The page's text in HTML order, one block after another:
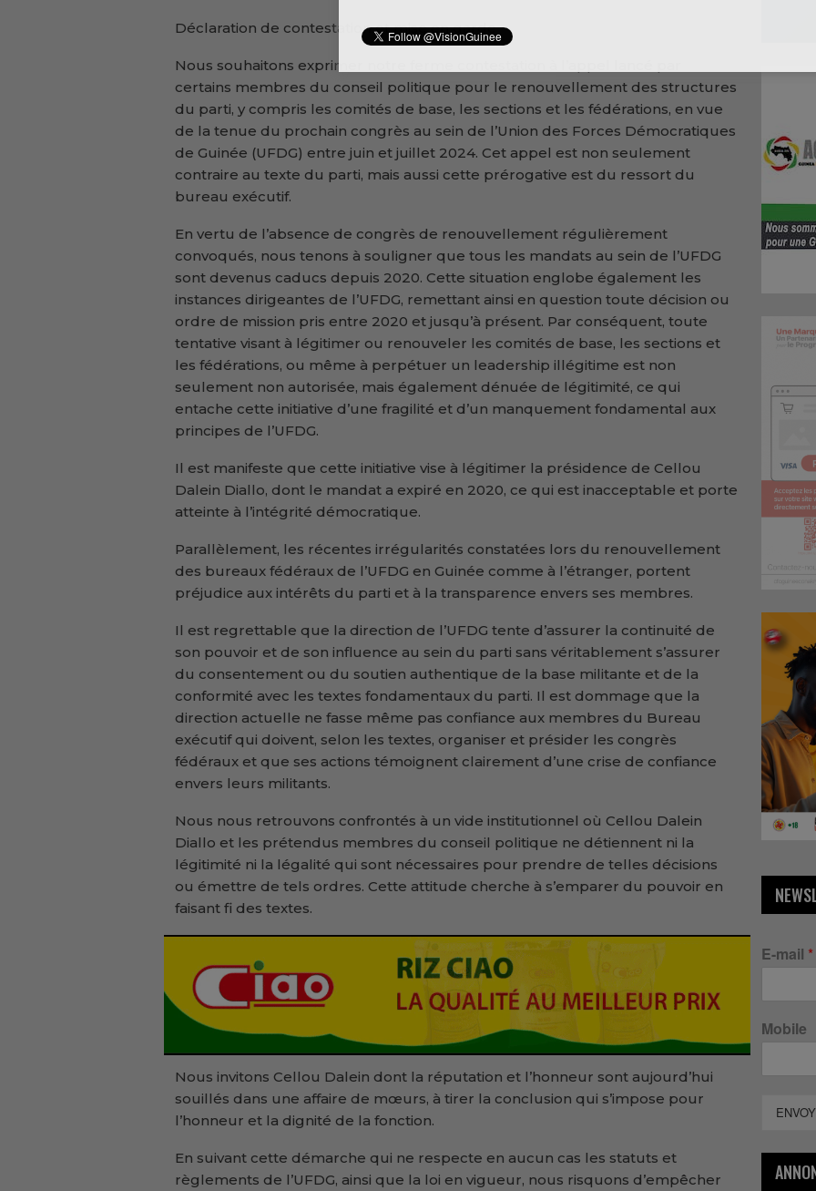
Déclaration de contestation et mise en garde
Nous souhaitons exprimer notre ferme contestation à l’appel lancé par
certains membres du conseil politique pour le renouvellement des structures
du parti, y compris les comités de base, les sections et les fédérations, en vue
de la tenue du prochain congrès au sein de l’Union des Forces Démocratiques
de Guinée (UFDG) entre juin et juillet 2024. Cet appel est non seulement
contraire au texte du parti, mais aussi cette prérogative est du ressort du
bureau exécutif.
En vertu de l’absence de congrès de renouvellement régulièrement
convoqués, nous tenons à souligner que tous les mandats au sein de l’UFDG
sont devenus caducs depuis 2020. Cette situation englobe également les
instances dirigeantes de l’UFDG, remettant ainsi en question toute décision ou
ordre de mission pris entre 2020 et jusqu’à présent. Par conséquent, toute
tentative visant à légitimer ou renouveler les comités de base, les sections et
les fédérations, ou même à perpétuer un leadership illégitime est non
seulement non autorisée, mais également dénuée de légitimité, ce qui
entache cette initiative d’une fragilité et d’un manquement fondamental aux
principes de l’UFDG.
Il est manifeste que cette initiative vise à légitimer la présidence de Cellou
Dalein Diallo, dont le mandat a expiré en 2020, ce qui est inacceptable et porte
atteinte à l’intégrité démocratique.
Parallèlement, les récentes irrégularités constatées lors du renouvellement
des bureaux fédéraux de l’UFDG en Guinée comme à l’étranger, portent
préjudice aux intérêts du parti et à la transparence envers ses membres.
Il est regrettable que la direction de l’UFDG tente d’assurer la continuité de
son pouvoir et de son influence au sein du parti sans véritablement s’assurer
du consentement ou du soutien authentique de la base militante et de la
conformité avec les textes fondamentaux du parti. Il est dommage que la
direction actuelle ne fasse même pas confiance aux membres du Bureau
exécutif qui doivent, selon les textes, organiser et présider les congrès
fédéraux et que ses actions témoignent clairement d’une crise de confiance
envers leurs militants.
Nous nous retrouvons confrontés à un vide institutionnel où Cellou Dalein
Diallo et les prétendus membres du conseil politique ne détiennent ni la
légitimité ni la légalité qui sont nécessaires pour prendre de telles décisions
ou émettre de tels ordres. Cette attitude cherche à s’emparer du pouvoir en
faisant fi des textes.
Nous invitons Cellou Dalein dont la réputation et l’honneur sont aujourd’hui
souillés dans une affaire de mœurs, à tirer la conclusion qui s’impose pour
l’honneur et la dignité de la fonction.
En suivant cette démarche qui ne respecte en aucun cas les statuts et
règlements de l’UFDG, ainsi que la loi en vigueur, nous risquons d’empêcher
E-mail *
Mobile